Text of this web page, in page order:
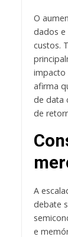
O
dados e
custos.
impacto
afirma
de data
de
A
debate
e